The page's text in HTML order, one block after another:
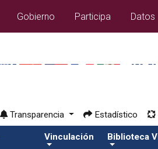
Gobierno
Participa Datos
Transparencia Estadístico
Vinculación Biblioteca